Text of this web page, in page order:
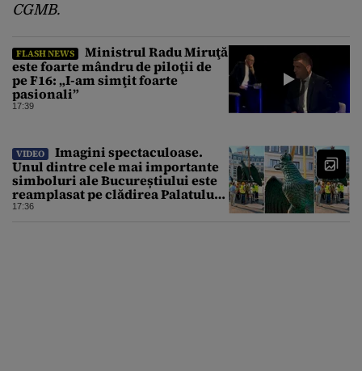
CGMB.
FLASH NEWS
Ministrul Radu Miruţă
este foarte mândru de piloţii de
pe F16: „I-am simţit foarte
pasionali”
17:39
VIDEO
Imagini spectaculoase.
Unul dintre cele mai importante
simboluri ale Bucureștiului este
reamplasat pe clădirea Palatului
Universității
17:36